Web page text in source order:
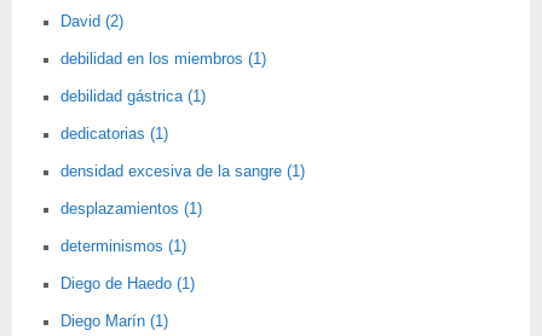
David (2)
debilidad en los miembros (1)
debilidad gástrica (1)
dedicatorias (1)
densidad excesiva de la sangre (1)
desplazamientos (1)
determinismos (1)
Diego de Haedo (1)
Diego Marín (1)